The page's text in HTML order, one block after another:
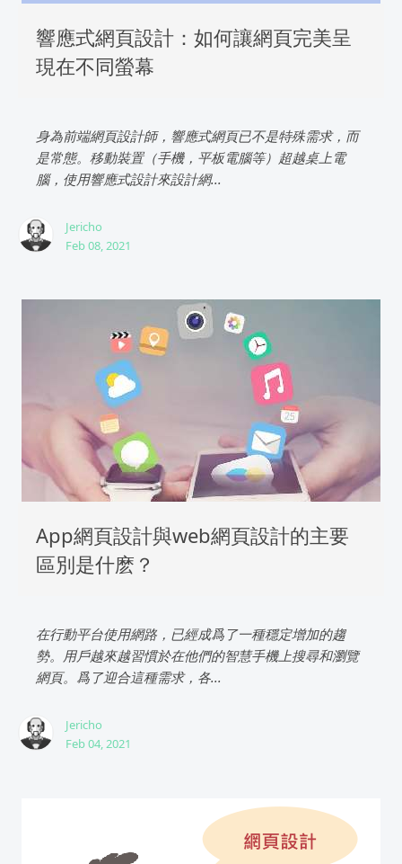
響應式網頁設計：如何讓網頁完美呈
現在不同螢幕
身為前端網頁設計師，響應式網頁已不是特殊需求，而
是常態。移動裝置（手機，平板電腦等）超越桌上電
腦，使用響應式設計來設計網...
Jericho
Feb 08, 2021
App網頁設計與web網頁設計的主要
區別是什麽？
在行動平台使用網路，已經成爲了一種穩定增加的趨
勢。用戶越來越習慣於在他們的智慧手機上搜尋和瀏覽
網頁。爲了迎合這種需求，各...
Jericho
Feb 04, 2021